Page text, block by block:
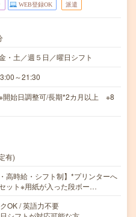
WEB登録OK 派遣
・土／週５日／曜日シフト
～21:30
開始日調整可/長期*2カ月以上 ※8
有)
高時給・シフト制】*プリンターへ
ット※用紙が入った段ボー…
OK / 英語力不要